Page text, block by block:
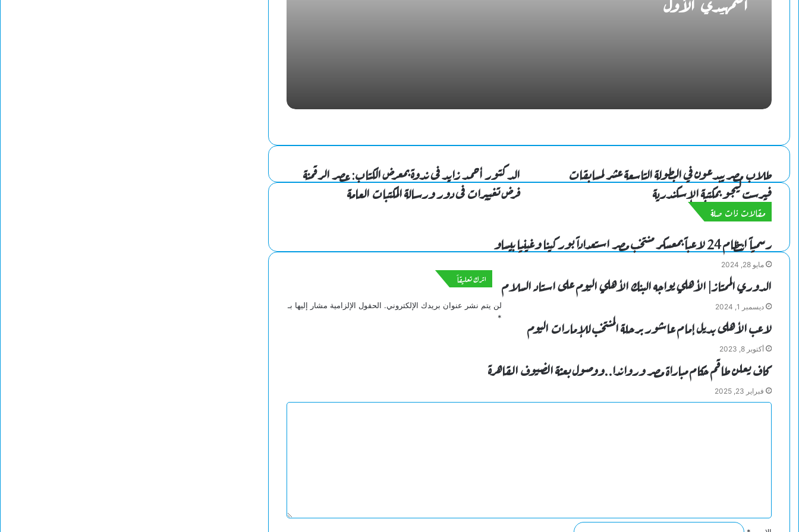
طلاب مصر يبدعون في البطولة التاسعة عشر لمسابقات
فيرست ليجو بمكتبة الإسكندرية
الدكتور أحمد زايد فى ندوة بمعرض الكتاب: عصر الرقمنة
فرض تغييرات فى دور ورسالة المكتبات العامة
مقالات ذات صلة
رسمياً انتظام 24 لاعباً بمعسكر منتخب مصر استعداداً بوركينا وغينيا بيساو
مايو 28, 2024
الدوري الممتاز| الأهلي يواجه البنك الأهلي اليوم على استاد السلام
ديسمبر 1, 2024
لاعب الأهلى بديل إمام عاشور برحلة المنتخب للإمارات اليوم
أكتوبر 8, 2023
كاف يعلن طاقم حكام مباراة مصر ورواندا..ووصول بعثة الضيوف القاهرة
فبراير 23, 2025
اترك تعليقاً
لن يتم نشر عنوان بريدك الإلكتروني. الحقول الإلزامية مشار إليها بـ
*
ا